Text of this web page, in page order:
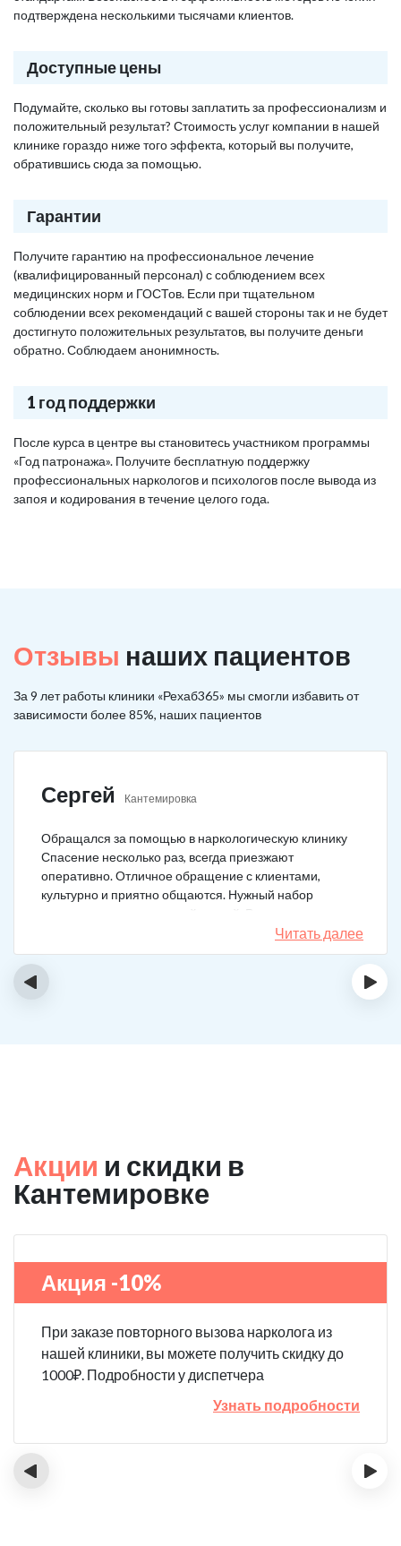
подтверждена несколькими тысячами клиентов.
Доступные цены
Подумайте, сколько вы готовы заплатить за профессионализм и
положительный результат? Стоимость услуг компании в нашей
клинике гораздо ниже того эффекта, который вы получите,
обратившись сюда за помощью.
Гарантии
Получите гарантию на профессиональное лечение
(квалифицированный персонал) с соблюдением всех
медицинских норм и ГОСТов. Если при тщательном
соблюдении всех рекомендаций с вашей стороны так и не будет
достигнуто положительных результатов, вы получите деньги
обратно. Соблюдаем анонимность.
1 год поддержки
После курса в центре вы становитесь участником программы
«Год патронажа». Получите бесплатную поддержку
профессиональных наркологов и психологов после вывода из
запоя и кодирования в течение целого года.
Отзывы наших пациентов
За 9 лет работы клиники «Рехаб365» мы смогли избавить от
зависимости более 85%, наших пациентов
Сергей Кантемировка
Обращался за помощью в наркологическую клинику
Спасение несколько раз, всегда приезжают
оперативно. Отличное обращение с клиентами,
культурно и приятно общаются. Нужный набор
медикаментов под каждый случай. Разное состояние,
Читать далее
‹ ›
Акции и скидки в
Кантемировке
Акция -10%
При заказе повторного вызова нарколога из
нашей клиники, вы можете получить скидку до
1000₽. Подробности у диспетчера
Узнать подробности
‹ ›